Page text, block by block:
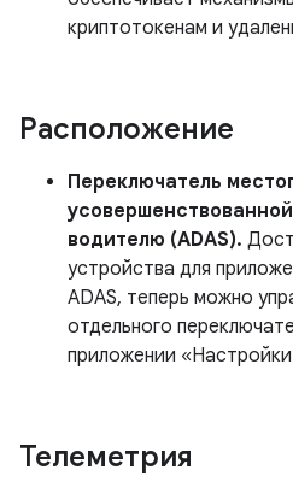
криптотокенам и
Расположение
Переключатель
водителю (ADAS).
устройства для
ADAS, теперь можно
отдельного
приложении
Телеметрия